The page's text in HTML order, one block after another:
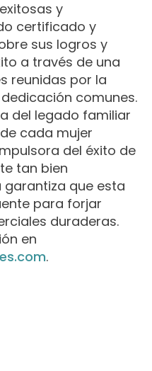
y
certificado y
sus logros y
a través de una
reunidas por la
comunes.
del legado familiar
cada mujer
del éxito de
tan bien
que esta
para forjar
duraderas.
en
.